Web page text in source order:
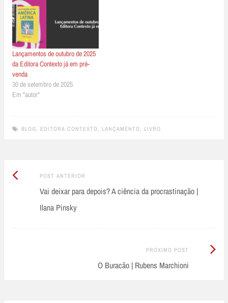
Lançamentos de outubro de 2025
da Editora Contexto já em pré-
venda
30 de setembro de 2025
Em "autor"
BLOG , EDITORA CONTEXTO, LANÇAMENTO, LIVRO
Post
navigation
POST ANTERIOR
Anterior:
Vai deixar para depois? A ciência da procrastinação |
Ilana Pinsky
PRÓXIMO POST
O Buracão | Rubens Marchioni
Próximo